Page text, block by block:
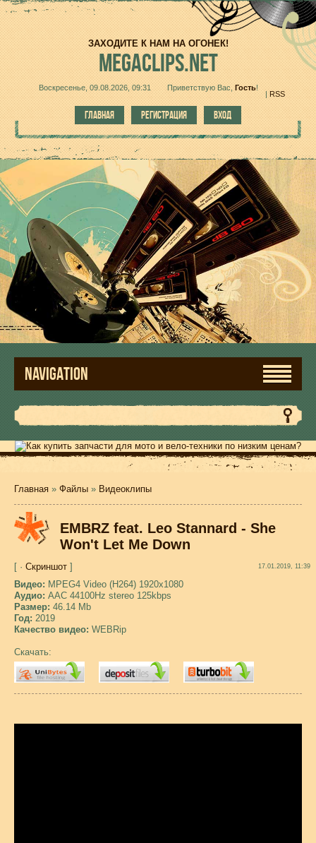
ЗАХОДИТЕ К НАМ НА ОГОНЕК!
MEGACLIPS.NET
Воскресенье, 09.08.2026, 09:31 Приветствую Вас Гость!
| RSS
ГЛАВНАЯ РЕГИСТРАЦИЯ ВХОД
NAVIGATION
Главная » Файлы » Видеоклипы
EMBRZ feat. Leo Stannard - She
Won't Let Me Down
[ · Скриншот ] 17.01.2019, 11:39
Видео: MPEG4 Video (H264) 1920x1080
Аудио: AAC 44100Hz stereo 125kbps
Размер: 46.14 Mb
Год: 2019
Качество видео: WEBRip
Скачать: